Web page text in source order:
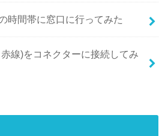
間帯に窓口に行ってみた
線)をコネクターに接続してみ